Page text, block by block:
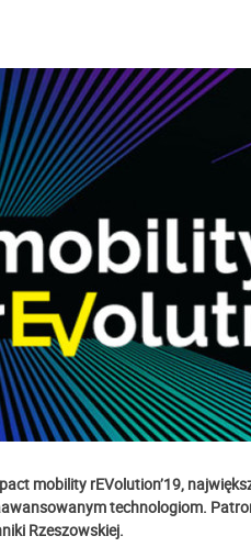
mobility rEVolution’19,
technologiom.
Rzeszowskiej.